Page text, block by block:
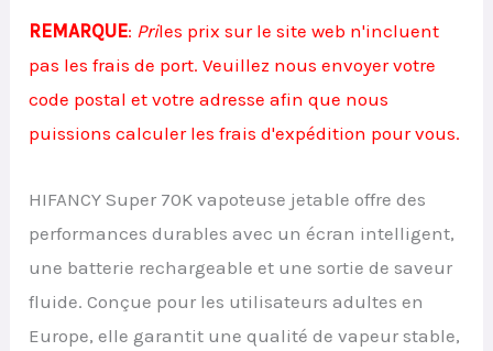
price
was:
€56.00.
price
€7.45.
REMARQUE: Priles prix sur le site web n'incluent
pas les frais de port. Veuillez nous envoyer votre
code postal et votre adresse afin que nous
puissions calculer les frais d'expédition pour vous.
HIFANCY Super 70K vapoteuse jetable offre des
performances durables avec un écran intelligent,
une batterie rechargeable et une sortie de saveur
fluide. Conçue pour les utilisateurs adultes en
Europe, elle garantit une qualité de vapeur stable,